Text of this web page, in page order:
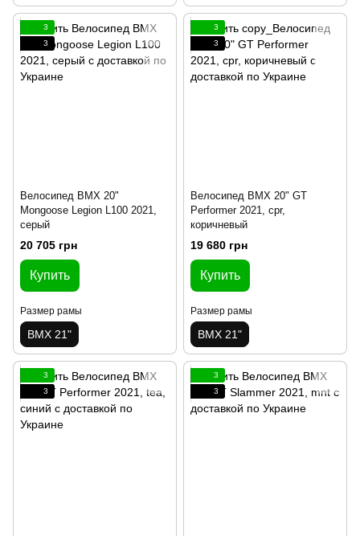
3
3
Велосипед BMX 20"
Mongoose Legion L100 2021,
серый
20 705 грн
Купить
Размер рамы
BMX 21"
3
3
Велосипед BMX 20" GT
Performer 2021, cpr,
коричневый
19 680 грн
Купить
Размер рамы
BMX 21"
3
3
3
3